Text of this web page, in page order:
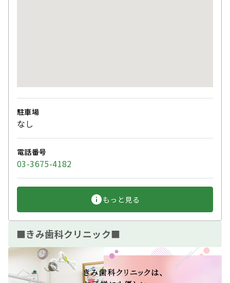
駐車場
なし
電話番号
03-3675-4182
もっと見る
■きみ歯科クリニック■